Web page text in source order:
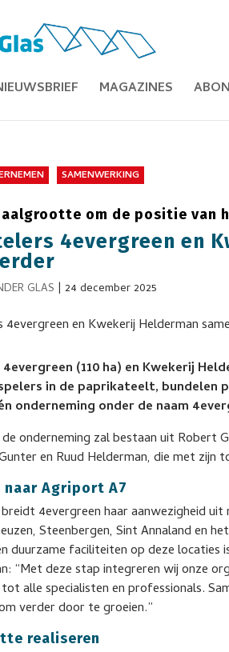
MAGAZINES
SAMENWERKING
om de positie van
4evergreen en
GLAS |24 december 2025
(110 ha) en Kwekerij
in de paprikateelt, bundelen
onderneming onder de naam
onderneming zal bestaan uit Robert
en Ruud Helderman, die met
Agriport A7
4evergreen haar aanwezigheid
Steenbergen, Sint Annaland en
duurzame faciliteiten op deze locaties
“Met deze stap integreren wij onze
alle specialisten en professionals.
verder door te groeien.”
realiseren